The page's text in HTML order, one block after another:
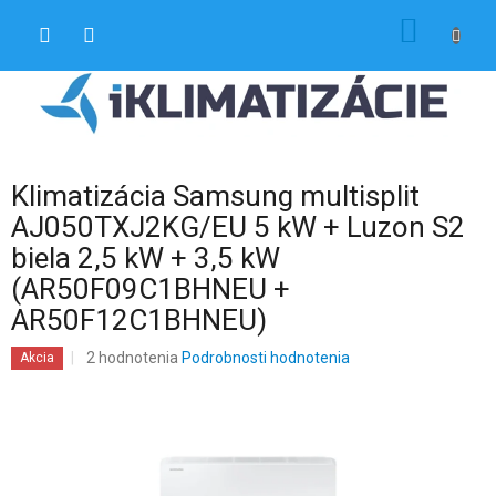
Klimatizácia Samsung multisplit
AJ050TXJ2KG/EU 5 kW + Luzon S2
biela 2,5 kW + 3,5 kW
(AR50F09C1BHNEU +
AR50F12C1BHNEU)
Akcia
Priemerné
2 hodnotenia Podrobnosti hodnotenia